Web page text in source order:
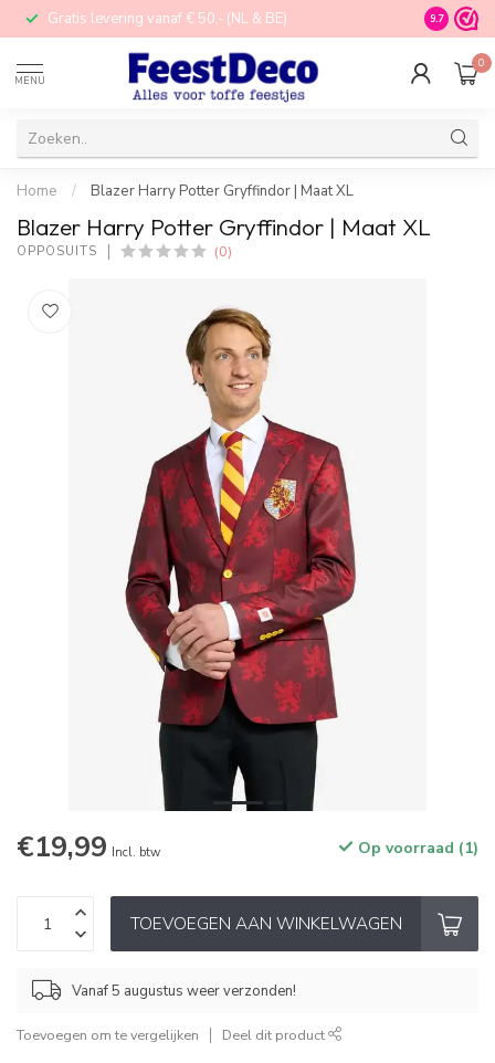
Gratis levering vanaf € 50,- (NL & BE) STORE in
9.7
MENU
0
Home / Blazer Harry Potter Gryffindor | Maat XL
Blazer Harry Potter Gryffindor | Maat XL
OPPOSUITS (0)
€19,99 Incl. btw Op voorraad (1)
TOEVOEGEN AAN WINKELWAGEN
Vanaf 5 augustus weer verzonden!
Toevoegen om te vergelijken Deel dit product